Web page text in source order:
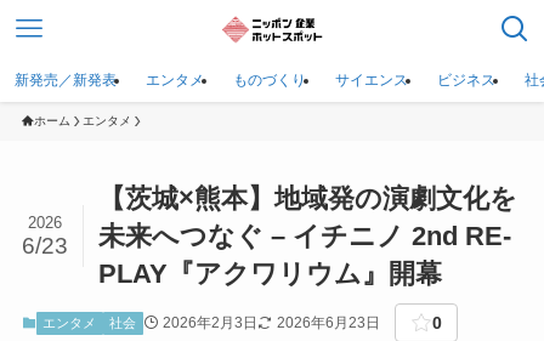
新発売／新発表 エンタメ ものづくり サイエンス ビジネス 社
ホーム エンタメ
【茨城×熊本】地域発の演劇文化を
未来へつなぐ – イチニノ 2nd RE-
PLAY『アクワリウム』開幕
2026
6/23
エンタメ 社会 2026年2月3日 2026年6月23日 0